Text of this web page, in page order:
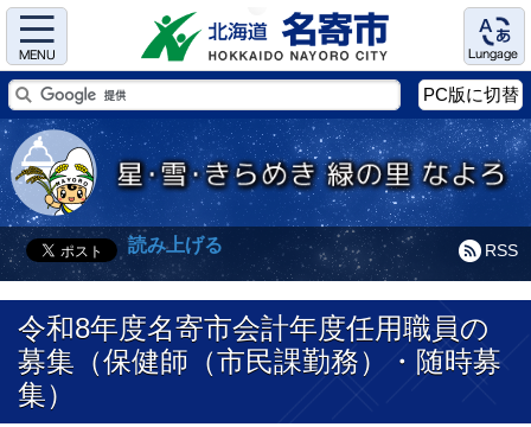
Menu Language
PC版に切替
RSS
読み上げる
令和8年度名寄市会計年度任用職員の
募集（保健師（市民課勤務）・随時募
集）